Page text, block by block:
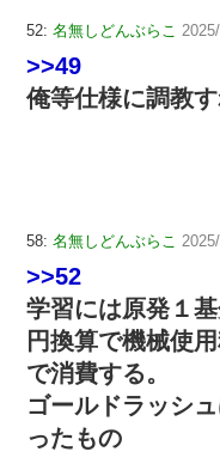
52: 名無しどんぶらこ
>>49
俺等仕様に調教
58: 名無しどんぶらこ
>>52
学習には原発１
円換算で機械使
で消費する。
ゴールドラッシ
ったもの